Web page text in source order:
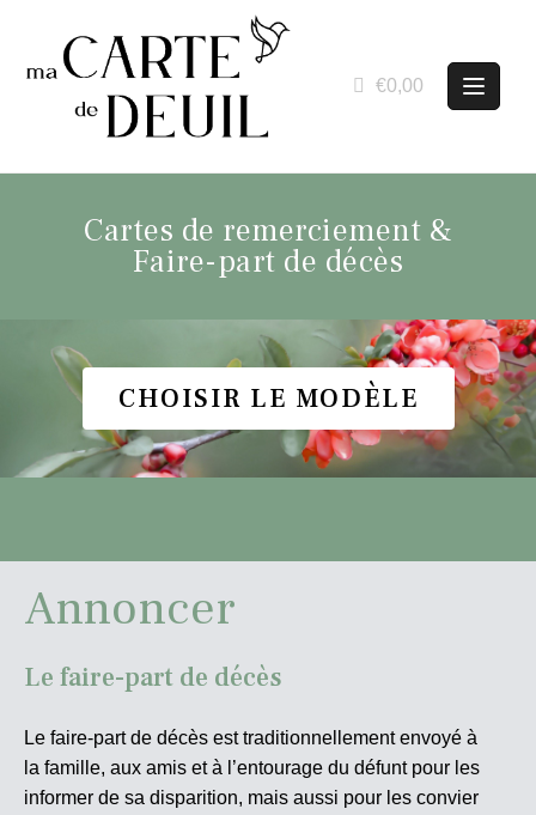
€0,00
Cartes de remerciement &
Faire-part de décès
CHOISIR LE MODÈLE
Annoncer
Le faire-part de décès
Le faire-part de décès est traditionnellement envoyé à
la famille, aux amis et à l’entourage du défunt pour les
informer de sa disparition, mais aussi pour les convier